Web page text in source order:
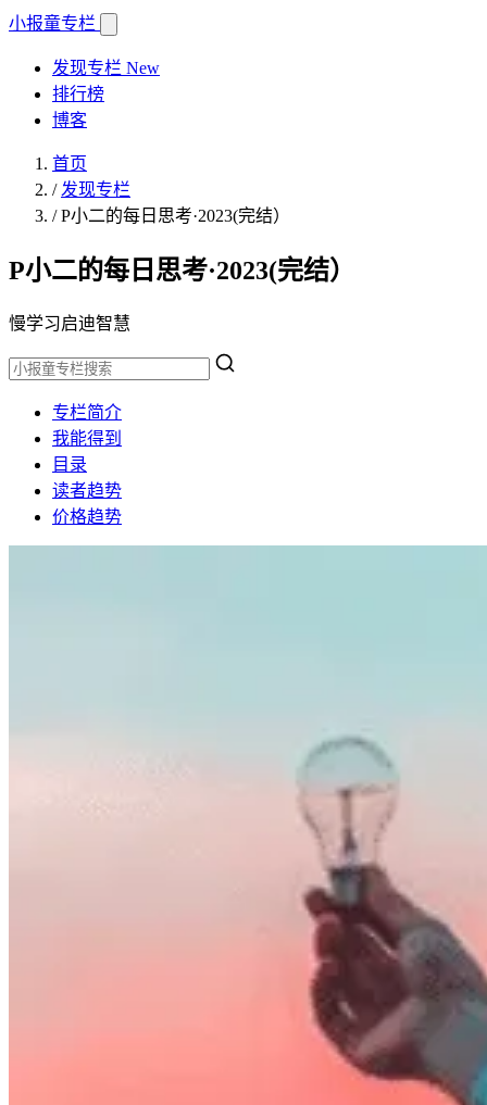
小报童专栏
发现专栏 New
排行榜
博客
首页
/ 发现专栏
/P小二的每日思考·2023(完结）
P小二的每日思考·2023(完结）
慢学习启迪智慧
专栏简介
我能得到
目录
读者趋势
价格趋势